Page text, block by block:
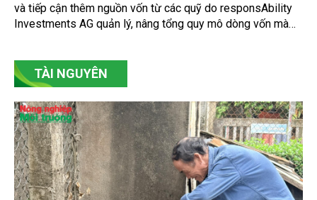
và tiếp cận thêm nguồn vốn từ các quỹ do responsAbility
Investments AG quản lý, nâng tổng quy mô dòng vốn mà
TÀI NGUYÊN